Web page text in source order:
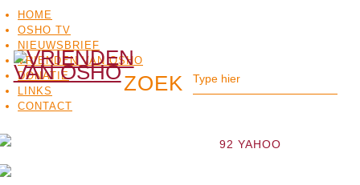
HOME
OSHO TV
NIEUWSBRIEF
VRIENDEN VAN OSHO
DONATIE
LINKS
CONTACT
92 YAHOO